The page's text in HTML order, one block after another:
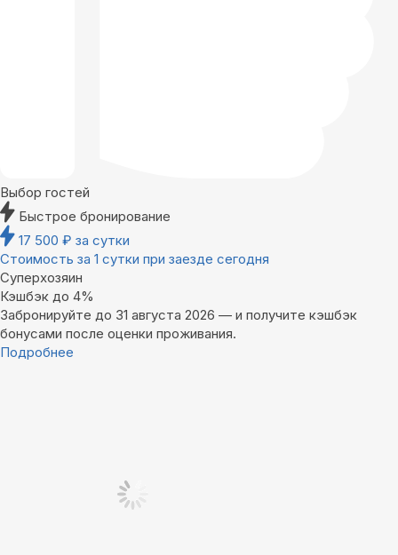
Выбор гостей
Быстрое бронирование
17 500 ₽ за сутки
Стоимость за 1 сутки при заезде сегодня
Суперхозяин
Кэшбэк до 4%
Забронируйте до 31 августа 2026 — и получите кэшбэк
бонусами после оценки проживания.
Подробнее